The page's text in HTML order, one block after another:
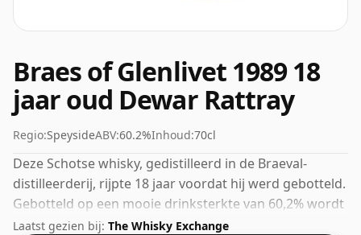
Braes of Glenlivet 1989 18
jaar oud Dewar Rattray
Regio:SpeysideABV:60.2%Inhoud:70cl
Deze Schotse whisky, gedistilleerd in de Braeval-
distilleerderij, rijpte 18 jaar voordat hij werd gebotteld.
Gebotteld op een mooie drinksterkte van 60,2% wordt
deze whisky geleverd in een fles van 70cl.
Laatst gezien bij: The Whisky Exchange